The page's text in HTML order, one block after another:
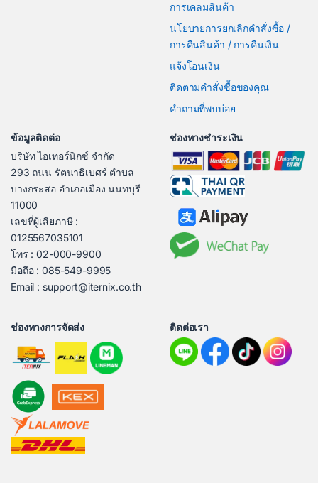
การเคลมสินค้า
นโยบายการยกเลิกคำสั่งซื้อ /
การคืนสินค้า / การคืนเงิน
แจ้งโอนเงิน
ติดตามคำสั่งซื้อของคุณ
คำถามที่พบบ่อย
ข้อมูลติดต่อ
บริษัท ไอเทอร์นิกซ์ จำกัด
293 ถนน รัตนาธิเบศร์ ตำบล
บางกระสอ อำเภอเมือง นนทบุรี
11000
เลขที่ผู้เสียภาษี :
0125567035101
โทร : 02-000-9900
มือถือ : 085-549-9995
Email : support@iternix.co.th
ช่องทางชำระเงิน
ช่องทางการจัดส่ง ติดต่อเรา